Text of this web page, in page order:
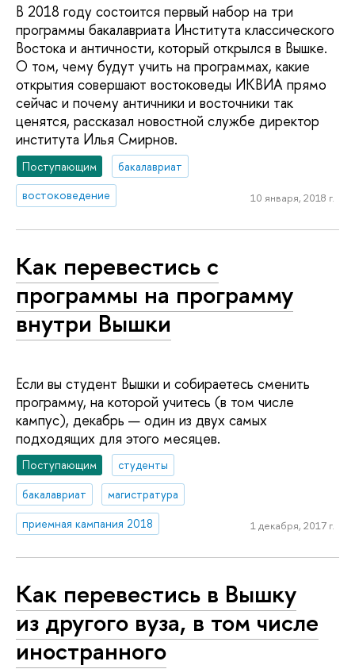
В 2018 году состоится первый набор на три
программы бакалавриата Института классического
Востока и античности, который открылся в Вышке.
О том, чему будут учить на программах, какие
открытия совершают востоковеды ИКВИА прямо
сейчас и почему античники и восточники так
ценятся, рассказал новостной службе директор
института Илья Смирнов.
Поступающим
бакалавриат
востоковедение
10 января, 2018 г.
Как перевестись с
программы на программу
внутри Вышки
Если вы студент Вышки и собираетесь сменить
программу, на которой учитесь (в том числе
кампус), декабрь — один из двух самых
подходящих для этого месяцев.
Поступающим
студенты
бакалавриат
магистратура
приемная кампания 2018
1 декабря, 2017 г.
Как перевестись в Вышку
из другого вуза, в том числе
иностранного